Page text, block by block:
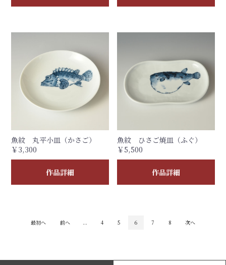
魚紋 丸平小皿（かさご）
￥3,300
作品詳細
魚紋 ひさご焼皿（ふぐ）
￥5,500
作品詳細
最初へ 前へ ... 4 5 6 7 8 次へ